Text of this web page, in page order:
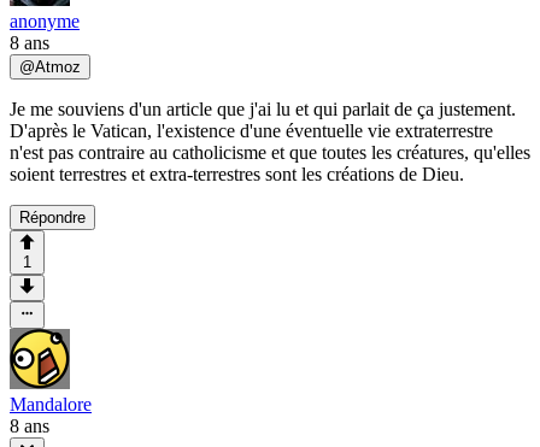
anonyme
8 ans
@Atmoz
Je me souviens d'un article que j'ai lu et qui parlait de ça justement.
D'après le Vatican, l'existence d'une éventuelle vie extraterrestre
n'est pas contraire au catholicisme et que toutes les créatures, qu'elles
soient terrestres et extra-terrestres sont les créations de Dieu.
Répondre
1
Mandalore
8 ans